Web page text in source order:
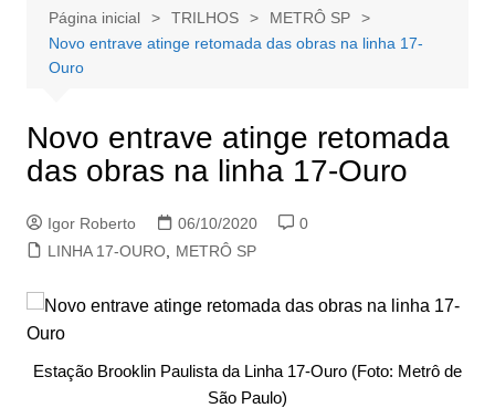
Página inicial TRILHOS
METRÔ SP
Novo entrave atinge retomada das obras na linha 17-
Ouro
Novo entrave atinge retomada
das obras na linha 17-Ouro
Igor Roberto 06/10/2020
0
LINHA 17-OURO, METRÔ SP
Estação Brooklin Paulista da Linha 17-Ouro (Foto: Metrô de
São Paulo)